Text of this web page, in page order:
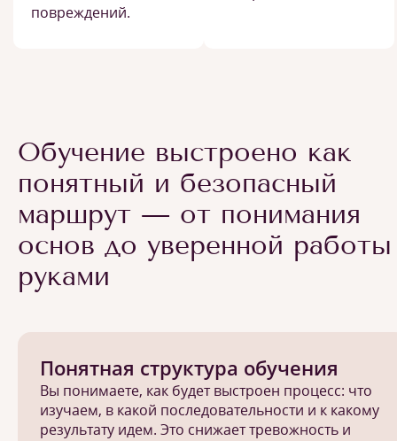
повреждений.
Обучение выстроено как
понятный и безопасный
маршрут — от понимания
основ до уверенной работы
руками
Понятная структура обучения
Вы понимаете, как будет выстроен процесс: что
изучаем, в какой последовательности и к какому
результату идем. Это снижает тревожность и